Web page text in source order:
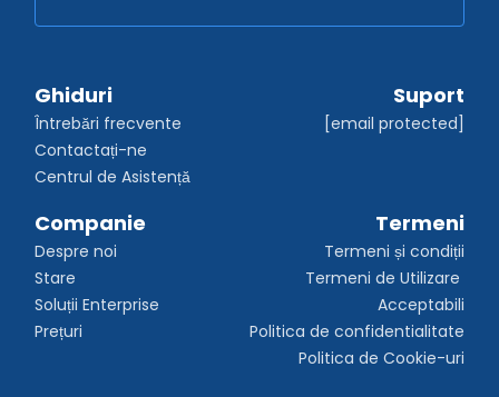
Ghiduri
Întrebări frecvente
Contactați-ne
Centrul de Asistență
Suport
[email protected]
Companie
Despre noi
Stare
Soluții Enterprise
Prețuri
Termeni
Termeni și condiții
Termeni de Utilizare
Acceptabili
Politica de confidentialitate
Politica de Cookie-uri